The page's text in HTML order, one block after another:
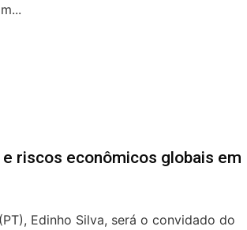
riscos econômicos globais em
Edinho Silva, será o convidado do